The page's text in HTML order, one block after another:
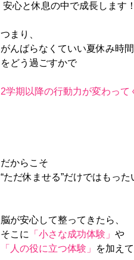
安心と休息の中で成長します！
つまり、
がんばらなくていい夏休み時間
をどう過ごすかで
2学期以降の行動力が変わって
だからこそ
“ただ休ませる”だけではもった
脳が安心して整ってきたら、
そこに
「小さな成功体験」 や
「人の役に立つ体験」
を加え